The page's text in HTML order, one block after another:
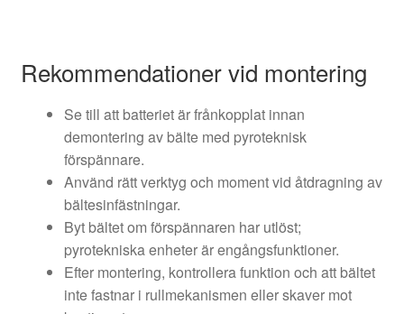
Rekommendationer vid montering
Se till att batteriet är frånkopplat innan
demontering av bälte med pyroteknisk
förspännare.
Använd rätt verktyg och moment vid åtdragning av
bältesinfästningar.
Byt bältet om förspännaren har utlöst;
pyrotekniska enheter är engångsfunktioner.
Efter montering, kontrollera funktion och att bältet
inte fastnar i rullmekanismen eller skaver mot